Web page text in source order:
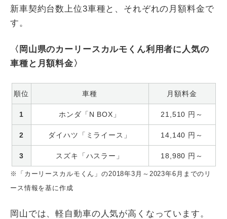
新車契約台数上位3車種と、それぞれの月額料金で
す。
〈岡山県のカーリースカルモくん利用者に人気の
車種と月額料金〉
順位 車種 月額料金
1 ホンダ「N BOX」 21,510 円～
2 ダイハツ「ミライース」 14,140 円～
3 スズキ「ハスラー」 18,980 円～
※「カーリースカルモくん」の2018年3月～2023年6月までのリ
ース情報を基に作成
岡山では、軽自動車の人気が高くなっています。